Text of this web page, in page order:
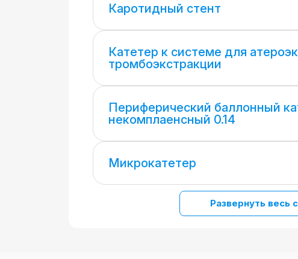
Каротидный стент
Катетер к системе для
тромбоэкстракции
Периферический баллонный
некомплаенсный 0.14
Микрокатетер
Развернуть весь